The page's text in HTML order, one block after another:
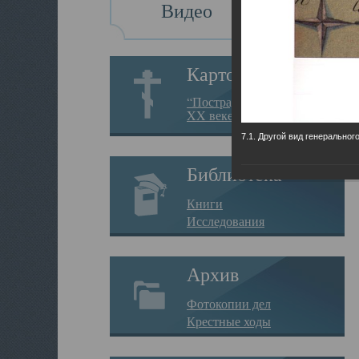
Видео
Картотека
“Пострадавшие за веру в
XX веке на Севере”
Библиотека
Книги
Исследования
Архив
Фотокопии дел
Крестные ходы
7.1. Другой вид